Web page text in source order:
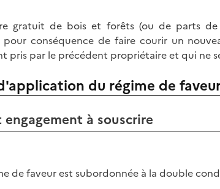
gratuit de bois et forêts (ou de parts de
conséquence de faire courir un
pris par le précédent propriétaire et qui ne
du régime de
à souscrire
de faveur est subordonnée à la double